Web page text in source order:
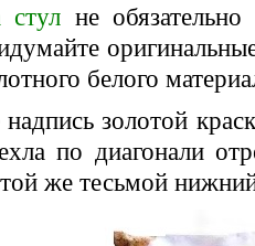
стул не
белого
надпись золотой
по диагонали
же тесьмой